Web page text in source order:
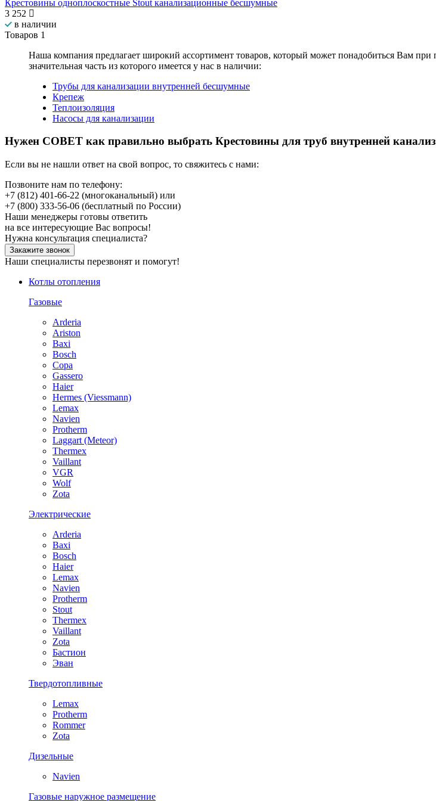
Крестовины одноплоскостные Stout канализационные бесшумные
3 252
в наличии
Товаров 1
Наша компания предлагает широкий ассортимент товаров, который может понадобиться Вам при
значительная часть из которого имеется у нас в наличии:
Трубы для канализации внутренней бесшумные
Крепеж
Теплоизоляция
Насосы для канализации
Нужен СОВЕТ как правильно выбрать Крестовины для труб внутренней
Если вы не нашли ответ на свой вопрос, то свяжитесь с нами:
Позвоните нам по телефону:
+7 (812) 401-66-22 (многоканальный) или
+7 (800) 333-56-06 (бесплатный по России)
Наши менеджеры готовы ответить
на все интересующие Вас вопросы!
Нужна консультация специалиста?
Закажите звонок
Наши специалисты перезвонят и помогут!
Котлы отопления
Газовые
Arderia
Ariston
Baxi
Bosch
Copa
Gassero
Haier
Hermes (Viessmann)
Lemax
Navien
Protherm
Laggart (Meteor)
Thermex
Vaillant
VGR
Wolf
Zota
Электрические
Arderia
Baxi
Bosch
Haier
Lemax
Navien
Protherm
Stout
Thermex
Vaillant
Zota
Бастион
Эван
Твердотопливные
Lemax
Protherm
Rommer
Zota
Дизельные
Navien
Газовые наружное размещение